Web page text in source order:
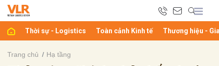
Thời sự - Logistics Toàn cảnh Kinh tế Thương hiệu -
Trang chủ Hạ tầng
luận